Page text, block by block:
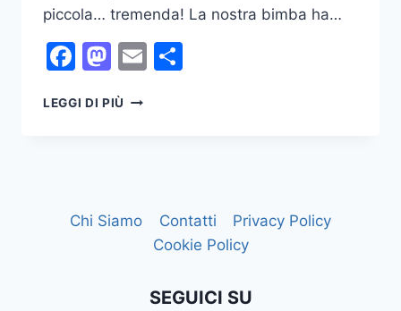
piccola… tremenda! La nostra bimba ha…
Facebook
Mastodon
Email
LEGGI DI PIÙ CIUCCIO?
Chi Siamo Contatti
Privacy Policy
Cookie Policy
SEGUICI SU